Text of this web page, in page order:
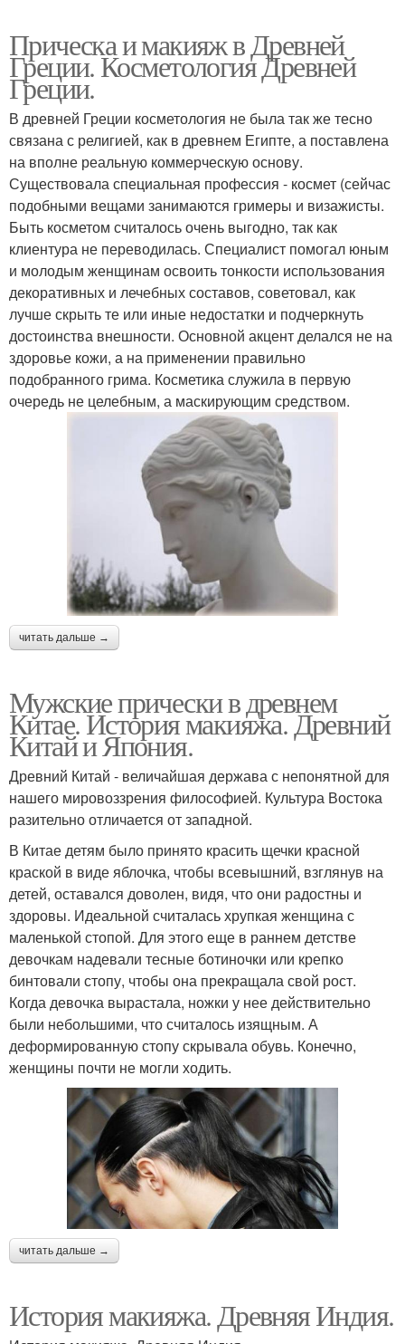
Прическа и макияж в Древней
Греции. Косметология Древней
Греции.
В древней Греции косметология не была так же тесно
связана с религией, как в древнем Египте, а поставлена
на вполне реальную коммерческую основу.
Существовала специальная профессия - космет (сейчас
подобными вещами занимаются гримеры и визажисты.
Быть косметом считалось очень выгодно, так как
клиентура не переводилась. Специалист помогал юным
и молодым женщинам освоить тонкости использования
декоративных и лечебных составов, советовал, как
лучше скрыть те или иные недостатки и подчеркнуть
достоинства внешности. Основной акцент делался не на
здоровье кожи, а на применении правильно
подобранного грима. Косметика служила в первую
очередь не целебным, а маскирующим средством.
читать дальше →
Мужские прически в древнем
Китае. История макияжа. Древний
Китай и Япония.
Древний Китай - величайшая держава с непонятной для
нашего мировоззрения философией. Культура Востока
разительно отличается от западной.
В Китае детям было принято красить щечки красной
краской в виде яблочка, чтобы всевышний, взглянув на
детей, оставался доволен, видя, что они радостны и
здоровы. Идеальной считалась хрупкая женщина с
маленькой стопой. Для этого еще в раннем детстве
девочкам надевали тесные ботиночки или крепко
бинтовали стопу, чтобы она прекращала свой рост.
Когда девочка вырастала, ножки у нее действительно
были небольшими, что считалось изящным. А
деформированную стопу скрывала обувь. Конечно,
женщины почти не могли ходить.
читать дальше →
История макияжа. Древняя Индия.